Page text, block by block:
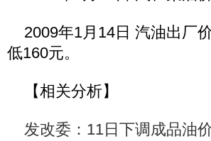
2009年1月14日 汽油出厂
低160元。
【相关分析】
发改委：11日下调成品油